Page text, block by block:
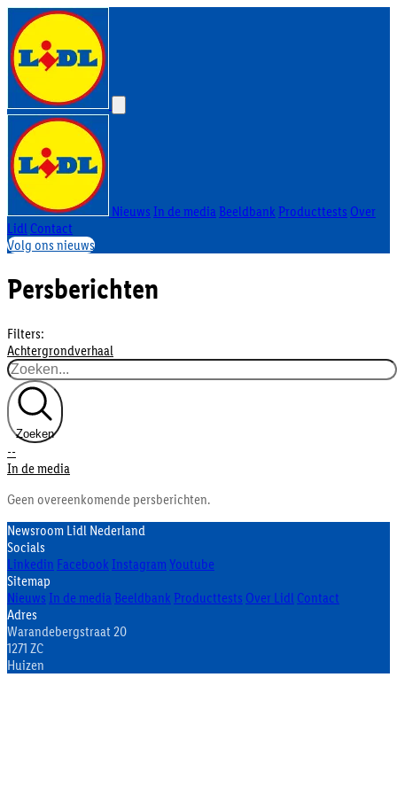
Nieuws In de mediaBeeldbank Producttests Over
Lidl Contact
Volg ons nieuws
Persberichten
Filters:
Achtergrondverhaal
Zoeken
--
In de media
Geen overeenkomende persberichten.
Newsroom Lidl Nederland
Socials
Linkedin Facebook Instagram Youtube
Sitemap
Nieuws In de media Beeldbank Producttests Over Lidl Contact
Adres
Warandebergstraat 20
1271 ZC
Huizen